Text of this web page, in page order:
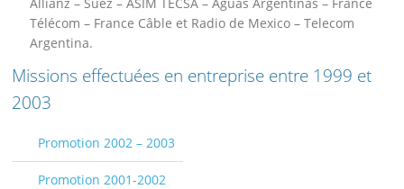
Télécom – France Câble et Radio de Mexico – Telecom
Argentina.
Missions effectuées en entreprise entre 1999 et
2003
Promotion 2002 – 2003
Promotion 2001-2002